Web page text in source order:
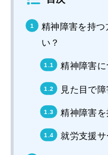
精神障害を持
い？
精神障害
見た目で
精神障害
就労支援サ